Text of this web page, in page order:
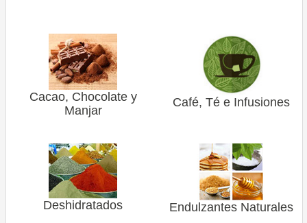
Ubicación
Condiciones
privacidad
Cacao, Chocolate y
Manjar
Café, Té e Infusiones
Deshidratados Endulzantes Naturales